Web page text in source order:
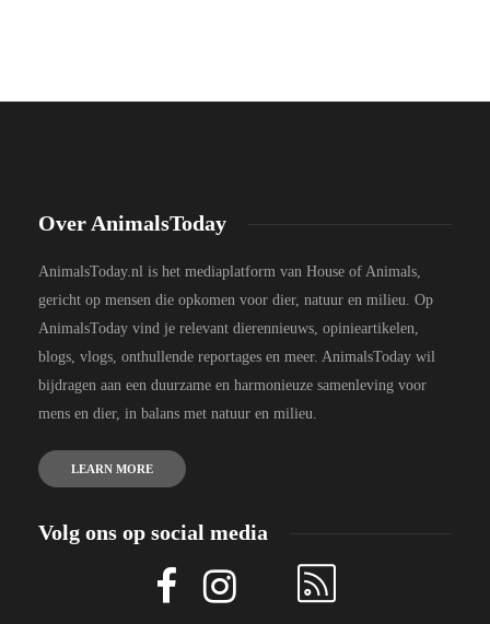
Over AnimalsToday
AnimalsToday.nl is het mediaplatform van House of Animals,
gericht op mensen die opkomen voor dier, natuur en milieu. Op
AnimalsToday vind je relevant dierennieuws, opinieartikelen,
blogs, vlogs, onthullende reportages en meer. AnimalsToday wil
bijdragen aan een duurzame en harmonieuze samenleving voor
mens en dier, in balans met natuur en milieu.
LEARN MORE
Volg ons op social media